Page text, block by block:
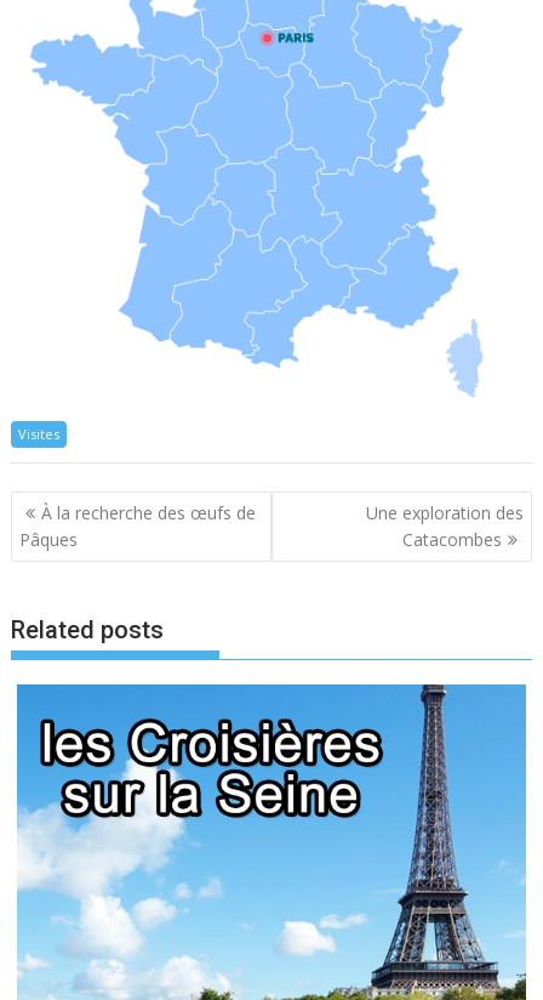
Visites
Navigation
de
l’article
À la recherche des œufs de
Pâques
Une exploration des
Catacombes
Related posts